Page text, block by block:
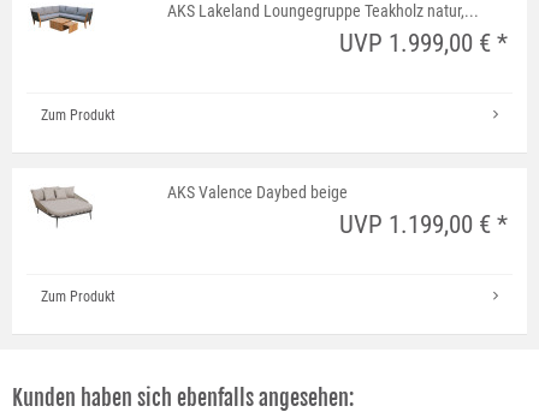
AKS Lakeland Loungegruppe Teakholz natur,...
UVP 1.999,00 € *
Zum Produkt
AKS Valence Daybed beige
UVP 1.199,00 € *
Zum Produkt
Kunden haben sich ebenfalls angesehen: